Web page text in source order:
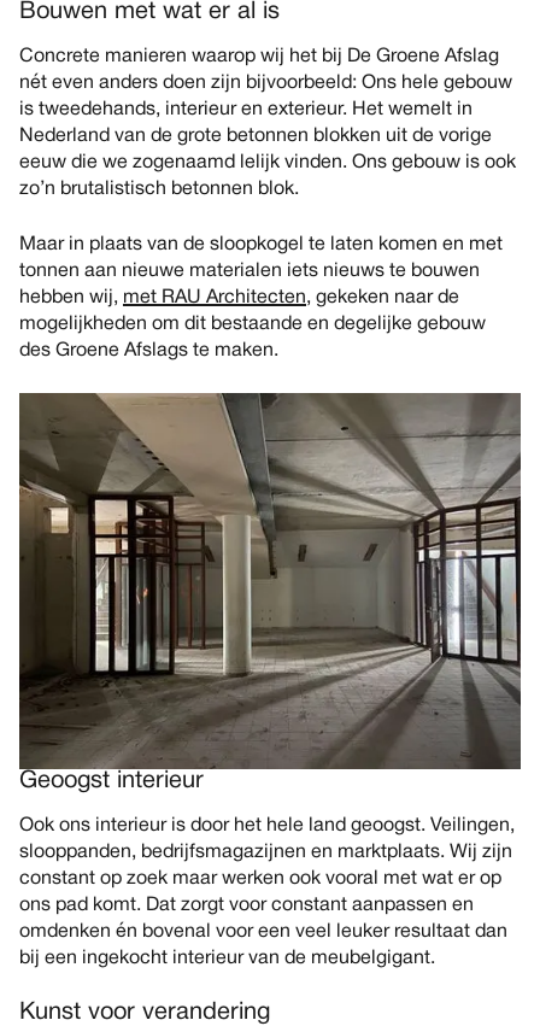
Bouwen met wat er al is
Concrete manieren waarop wij het bij De Groene Afslag
nét even anders doen zijn bijvoorbeeld: Ons hele gebouw
is tweedehands, interieur en exterieur. Het wemelt in
Nederland van de grote betonnen blokken uit de vorige
eeuw die we zogenaamd lelijk vinden. Ons gebouw is ook
zo’n brutalistisch betonnen blok.
Maar in plaats van de sloopkogel te laten komen en met
tonnen aan nieuwe materialen iets nieuws te bouwen
hebben wij, met RAU Architecten, gekeken naar de
mogelijkheden om dit bestaande en degelijke gebouw
des Groene Afslags te maken.
Geoogst interieur
Ook ons interieur is door het hele land geoogst. Veilingen,
slooppanden, bedrijfsmagazijnen en marktplaats. Wij zijn
constant op zoek maar werken ook vooral met wat er op
ons pad komt. Dat zorgt voor constant aanpassen en
omdenken én bovenal voor een veel leuker resultaat dan
bij een ingekocht interieur van de meubelgigant.
Kunst voor verandering